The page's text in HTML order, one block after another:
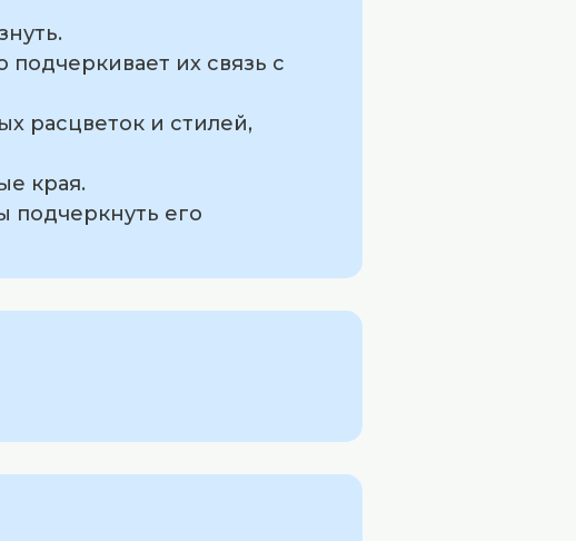
подчеркивает их связь с
расцветок и стилей,
края.
подчеркнуть его